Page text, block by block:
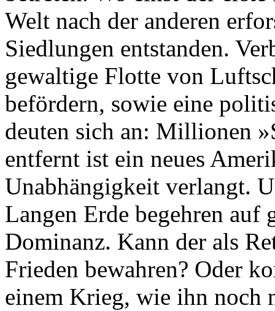
Welt nach der anderen
Siedlungen entstanden.
gewaltige Flotte von
befördern, sowie eine
deuten sich an: Millionen
entfernt ist ein neues
Unabhängigkeit verlangt.
Langen Erde begehren auf
Dominanz. Kann der als
Frieden bewahren? Oder
einem Krieg, wie ihn noch